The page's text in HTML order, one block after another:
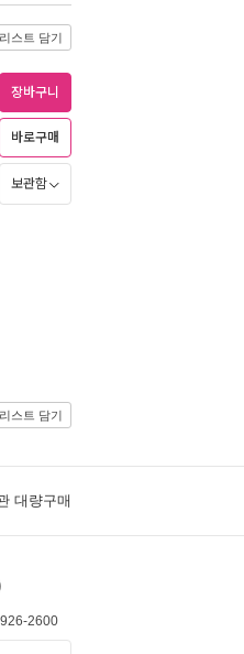
스트 담기
장바구니
바로구매
보관함
스트 담기
대량구매
2600